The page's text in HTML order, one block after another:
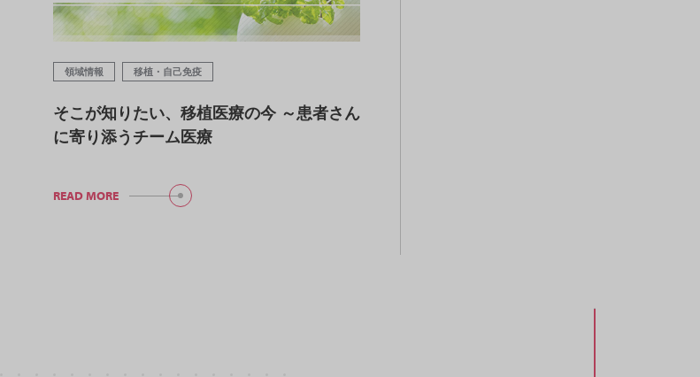
領域情報 移植・自己免疫
そこが知りたい、移植医療の今 ～患者さん
に寄り添うチーム医療
READ MORE